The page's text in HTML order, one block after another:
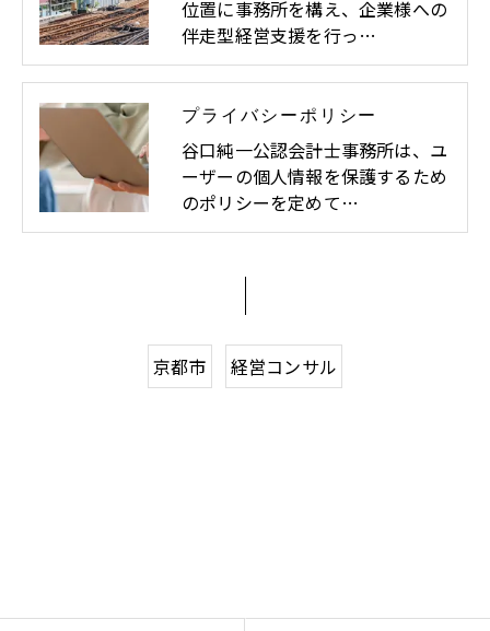
位置に事務所を構え、企業様への
伴走型経営支援を行っ…
プライバシーポリシー
谷口純一公認会計士事務所は、ユ
ーザーの個人情報を保護するため
のポリシーを定めて…
京都市 経営コンサル